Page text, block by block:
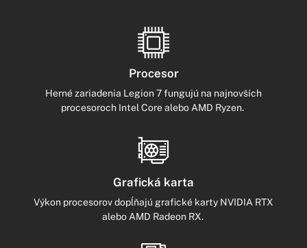
Procesor
Herné zariadenia Legion 7 fungujú na najnovších
procesoroch Intel Core alebo AMD Ryzen.
Grafická karta
Výkon procesorov dopĺňajú grafické karty NVIDIA RTX
alebo AMD Radeon RX.